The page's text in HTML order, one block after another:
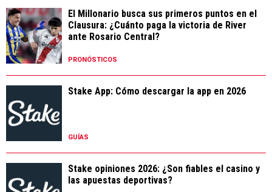
El Millonario busca sus primeros puntos en el
Clausura: ¿Cuánto paga la victoria de River
ante Rosario Central?
PRONÓSTICOS
Stake App: Cómo descargar la app en 2026
GUÍAS
Stake opiniones 2026: ¿Son fiables el casino y
las apuestas deportivas?